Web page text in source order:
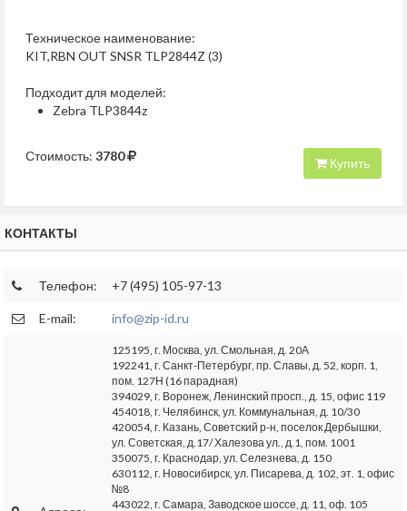
Техническое наименование:
KIT,RBN OUT SNSR TLP2844Z (3)
Подходит для моделей:
Zebra TLP3844z
Стоимость: 3780 Купить
КОНТАКТЫ
Телефон: +7 (495) 105-97-13
E-mail: info@zip-id.ru
125195, г. Москва, ул. Смольная, д. 20А
192241, г. Санкт-Петербург, пр. Славы, д. 52, корп. 1,
пом. 127Н (16 парадная)
394029, г. Воронеж, Ленинский просп., д. 15, офис 119
454018, г. Челябинск, ул. Коммунальная, д. 10/30
420054, г. Казань, Советский р-н, поселок Дербышки,
ул. Советская, д.17/ Халезова ул., д.1, пом. 1001
350075, г. Краснодар, ул. Селезнева, д. 150
630112, г. Новосибирск, ул. Писарева, д. 102, эт. 1, офис
№8
443022, г. Самара, Заводское шоссе, д. 11, оф. 105